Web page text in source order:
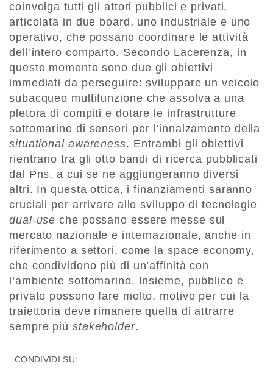
coinvolga tutti gli attori pubblici e privati,
articolata in due board, uno industriale e uno
operativo, che possano coordinare le attività
dell’intero comparto. Secondo Lacerenza, in
questo momento sono due gli obiettivi
immediati da perseguire: sviluppare un veicolo
subacqueo multifunzione che assolva a una
pletora di compiti e dotare le infrastrutture
sottomarine di sensori per l’innalzamento della
situational awareness. Entrambi gli obiettivi
rientrano tra gli otto bandi di ricerca pubblicati
dal Pns, a cui se ne aggiungeranno diversi
altri. In questa ottica, i finanziamenti saranno
cruciali per arrivare allo sviluppo di tecnologie
dual-use che possano essere messe sul
mercato nazionale e internazionale, anche in
riferimento a settori, come la space economy,
che condividono più di un’affinità con
l’ambiente sottomarino. Insieme, pubblico e
privato possono fare molto, motivo per cui la
traiettoria deve rimanere quella di attrarre
sempre più stakeholder.
CONDIVIDI SU: